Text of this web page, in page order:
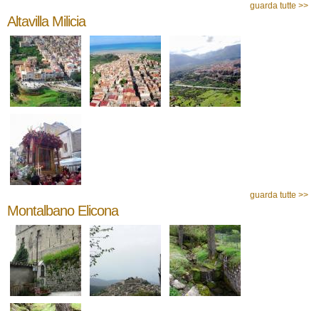
guarda tutte >>
Altavilla Milicia
guarda tutte >>
Montalbano Elicona